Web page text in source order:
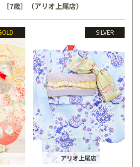
7歳］（アリオ上尾店）
SILVER
アリオ上尾店